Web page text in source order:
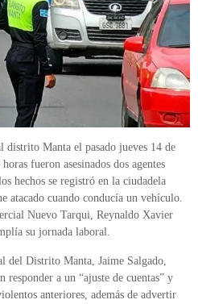
distrito Manta el pasado jueves 14 de
fueron asesinados dos agentes
hechos se registró en la ciudadela
atacado cuando conducía un vehículo.
Nuevo Tarqui, Reynaldo Xavier
su jornada laboral.
del Distrito Manta, Jaime Salgado,
responder a un “ajuste de cuentas” y
anteriores, además de advertir